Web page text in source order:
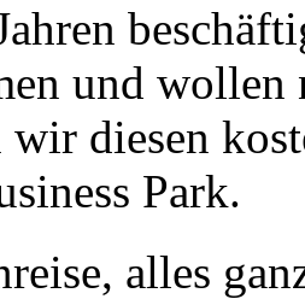
und wollen
wir diesen
Park.
alles